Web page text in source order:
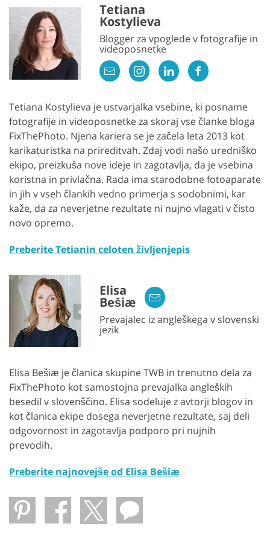
Tetiana
Kostylieva
Blogger za vpoglede v fotografije in
videoposnetke
Tetiana Kostylieva je ustvarjalka vsebine, ki posname
fotografije in videoposnetke za skoraj vse članke bloga
FixThePhoto. Njena kariera se je začela leta 2013 kot
karikaturistka na prireditvah. Zdaj vodi našo uredniško
ekipo, preizkuša nove ideje in zagotavlja, da je vsebina
koristna in privlačna. Rada ima starodobne fotoaparate
in jih v vseh člankih vedno primerja s sodobnimi, kar
kaže, da za neverjetne rezultate ni nujno vlagati v čisto
novo opremo.
Preberite Tetianin celoten življenjepis
Elisa
Bešiæ
Prevajalec iz angleškega v slovenski
jezik
Elisa Bešiæ je članica skupine TWB in trenutno dela za
FixThePhoto kot samostojna prevajalka angleških
besedil v slovenščino. Elisa sodeluje z avtorji blogov in
kot članica ekipe dosega neverjetne rezultate, saj deli
odgovornost in zagotavlja podporo pri nujnih
prevodih.
Preberite najnovejše od Elisa Bešiæ